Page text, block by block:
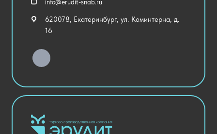
Уличное оборудование
Хозяйственные Товары
Столовая и пищеблок
Оснащение кабинетов
Медицинский кабинет
info@erudit-snab.ru
620078, Екатеринбург, ул. Коминтерна, д.
16